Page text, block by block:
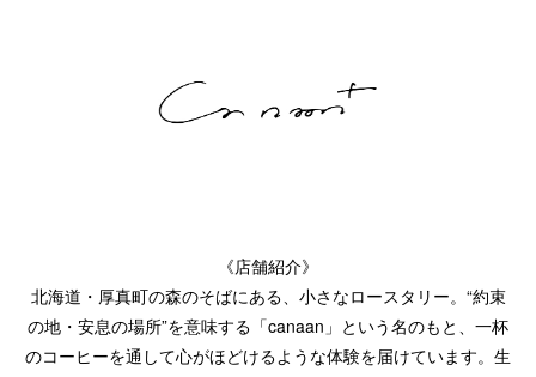
《店舗紹介》
北海道・厚真町の森のそばにある、小さなロースタリー。“約束
の地・安息の場所”を意味する「canaan」という名のもと、一杯
のコーヒーを通して心がほどけるような体験を届けています。生